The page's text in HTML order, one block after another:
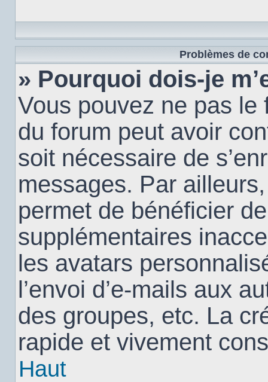
Problèmes de
» Pourquoi dois-je
Vous pouvez ne pas le
du forum peut avoir
soit nécessaire de
messages. Par
permet de bénéficier
supplémentaires
les avatars
l’envoi d’e-mails aux
des groupes, etc. La
rapide et vivement
Haut